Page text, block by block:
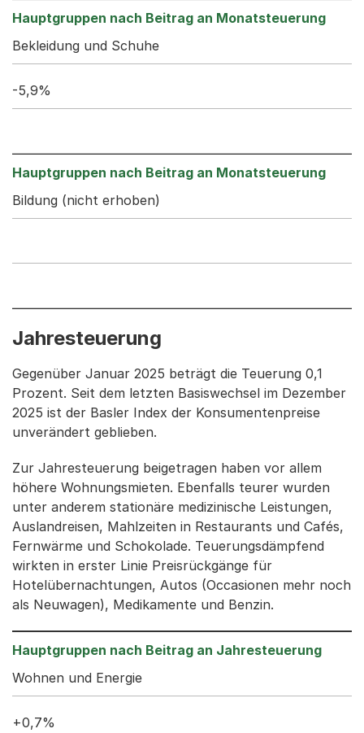
Bekleidung und Schuhe
-5,9%
Bildung (nicht erhoben)
Jahresteuerung
Gegenüber Januar 2025 beträgt die Teuerung 0,1
Prozent. Seit dem letzten Basiswechsel im Dezember
2025 ist der Basler Index der Konsumentenpreise
unverändert geblieben.
Zur Jahresteuerung beigetragen haben vor allem
höhere Wohnungsmieten. Ebenfalls teurer wurden
unter anderem stationäre medizinische Leistungen,
Auslandreisen, Mahlzeiten in Restaurants und Cafés,
Fernwärme und Schokolade. Teuerungsdämpfend
wirkten in erster Linie Preisrückgänge für
Hotelübernachtungen, Autos (Occasionen mehr noch
als Neuwagen), Medikamente und Benzin.
Wohnen und Energie
+0,7%